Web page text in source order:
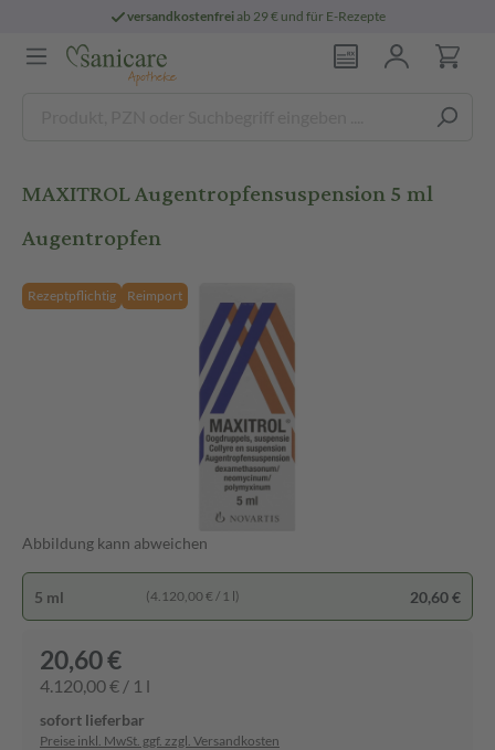
versandkostenfreiab 29 € und für E-Rezepte
MAXITROL Augentropfensuspension 5 ml
Augentropfen
Rezeptpflichtig Reimport
Abbildung kann abweichen
5 ml (4.120,00 € / 1 l) 20,60 €
20,60 €
4.120,00 € / 1 l
sofort lieferbar
Preise inkl. MwSt. ggf. zzgl. Versandkosten